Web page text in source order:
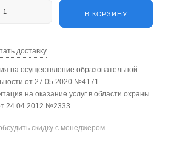
В КОРЗИНУ
доставку
на осуществление образовательной
от 27.05.2020 №4171
на оказание услуг в области охраны
24.04.2012 №2333
скидку с менеджером